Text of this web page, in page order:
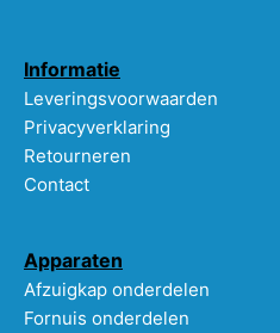
Informatie
Leveringsvoorwaarden
Privacyverklaring
Retourneren
Contact
Apparaten
Afzuigkap onderdelen
Fornuis onderdelen